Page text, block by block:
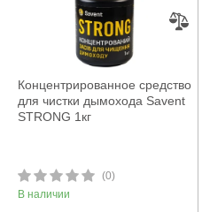
Концентрированное средство
для чистки дымохода Savent
STRONG 1кг
(0)
В наличии